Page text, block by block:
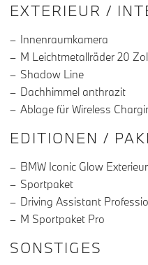
EXTERIEUR /
Innenraumkamera
M Leichtmetallräder 20
Shadow Line
Dachhimmel anthrazit
Ablage für Wireless
EDITIONEN /
BMW Iconic Glow
Sportpaket
Driving Assistant
M Sportpaket Pro
SONSTIGES